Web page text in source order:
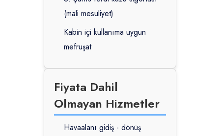
(mali mesuliyet)
Kabin içi kullanıma uygun
mefruşat
Fiyata Dahil
Olmayan Hizmetler
Havaalanı gidiş - dönüş